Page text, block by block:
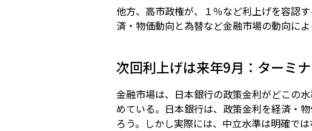
他方、高市政権が、１％など利上げを容認
済・物価動向と為替など金融市場の動向によ
次回利上げは来年9月：ターミ
金融市場は、日本銀行の政策金利がどこの
めている。日本銀行は、政策金利を経済・
ろう。しかし実際には、中立水準は明確で